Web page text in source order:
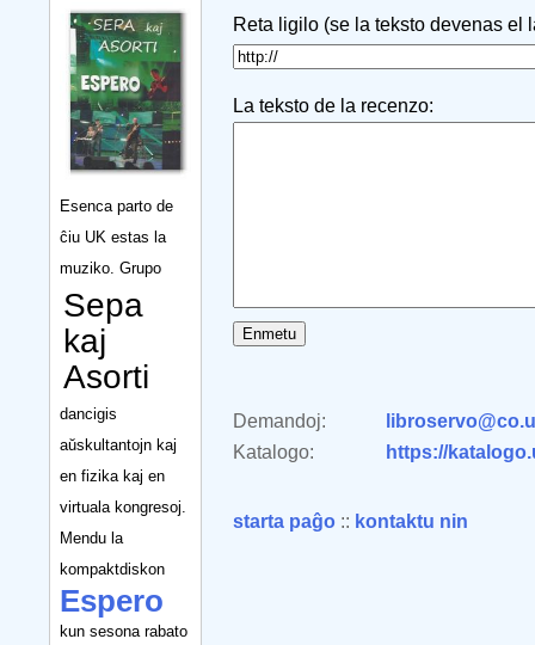
Esenca parto de
ĉiu UK estas la
muziko. Grupo
Sepa
kaj
Asorti
dancigis
aŭskultantojn kaj
en fizika kaj en
virtuala kongresoj.
Mendu la
kompaktdiskon
Espero
kun sesona rabato
Reta ligilo (se la teksto devenas el
La teksto de la recenzo:
Demandoj:
Katalogo:
https://
starta paĝo :: kontaktu nin